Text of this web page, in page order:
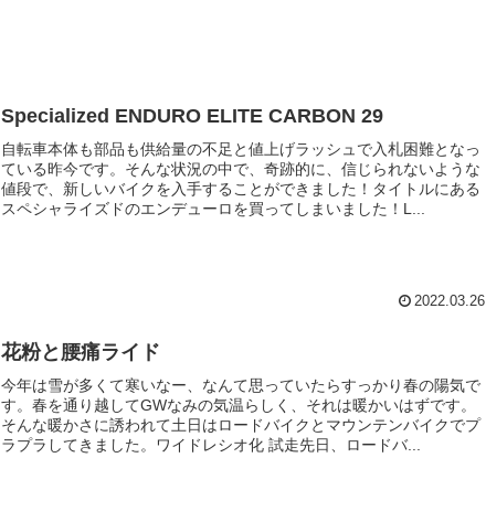
Specialized ENDURO ELITE CARBON 29
自転車本体も部品も供給量の不足と値上げラッシュで入札困難となっ
ている昨今です。そんな状況の中で、奇跡的に、信じられないような
値段で、新しいバイクを入手することができました！タイトルにある
スペシャライズドのエンデューロを買ってしまいました！L...
2022.03.26
花粉と腰痛ライド
今年は雪が多くて寒いなー、なんて思っていたらすっかり春の陽気で
す。春を通り越してGWなみの気温らしく、それは暖かいはずです。
そんな暖かさに誘われて土日はロードバイクとマウンテンバイクでプ
ラプラしてきました。ワイドレシオ化 試走先日、ロードバ...